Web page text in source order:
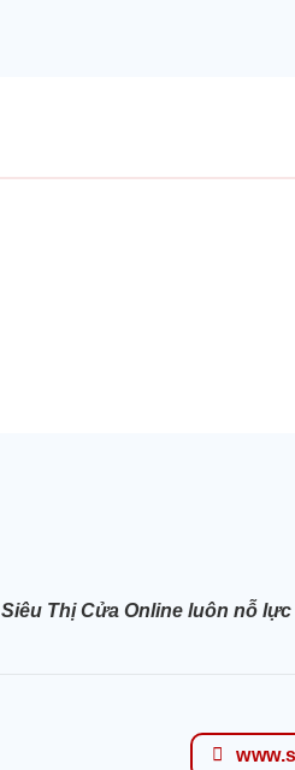
Siêu Thị Cửa Online luôn nỗ